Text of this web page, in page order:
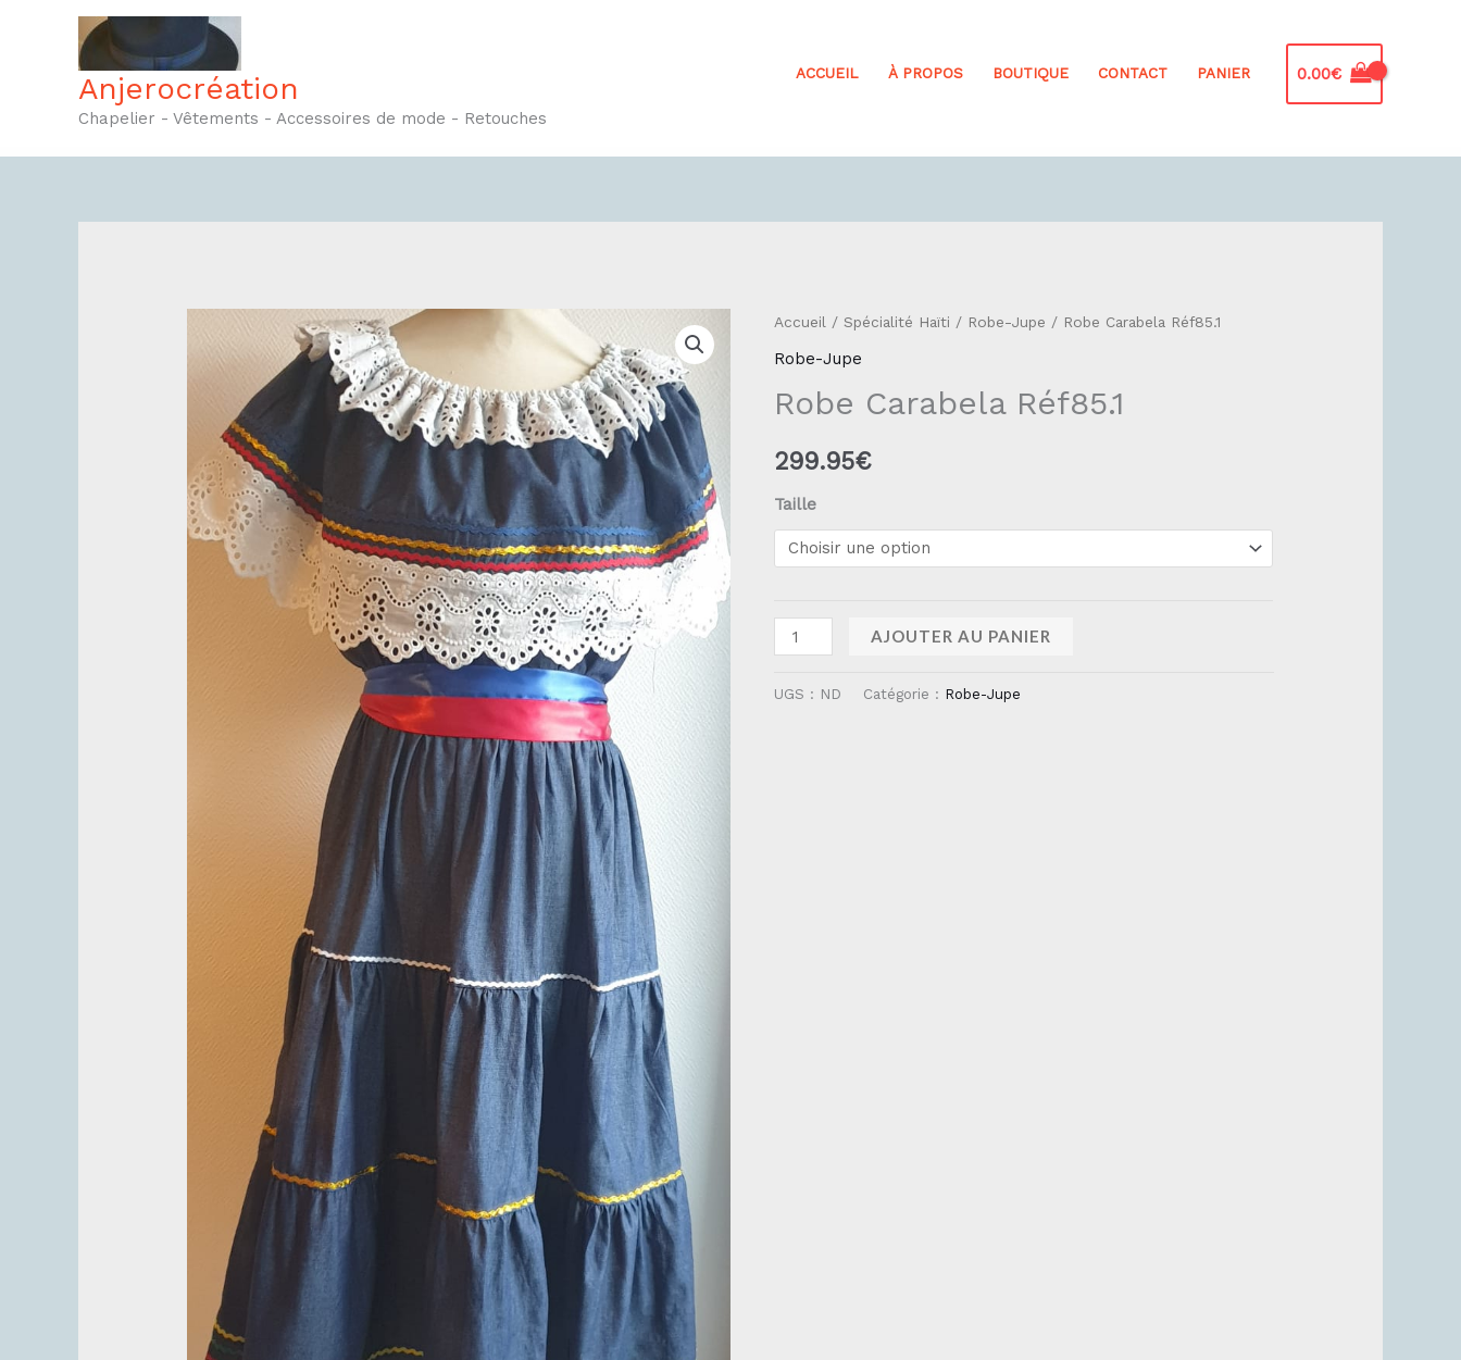
Anjerocréation
Chapelier - Vêtements - Accessoires de mode - Retouches
ACCUEIL À PROPOS BOUTIQUE CONTACT PANIER 0.00€
Accueil / Spécialité Haïti / Robe-Jupe / Robe Carabela Réf85.1
Robe-Jupe
Robe Carabela Réf85.1
299.95€
Taille
quantité
de
Carabela
AJOUTER AU PANIER
UGS : ND Catégorie : Robe-Jupe